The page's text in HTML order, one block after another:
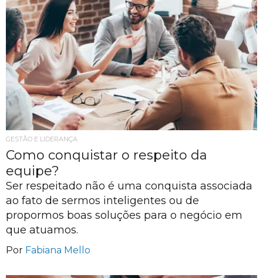
GESTÃO E LIDERANÇA
Como conquistar o respeito da
equipe?
Ser respeitado não é uma conquista associada
ao fato de sermos inteligentes ou de
propormos boas soluções para o negócio em
que atuamos.
Por Fabiana Mello